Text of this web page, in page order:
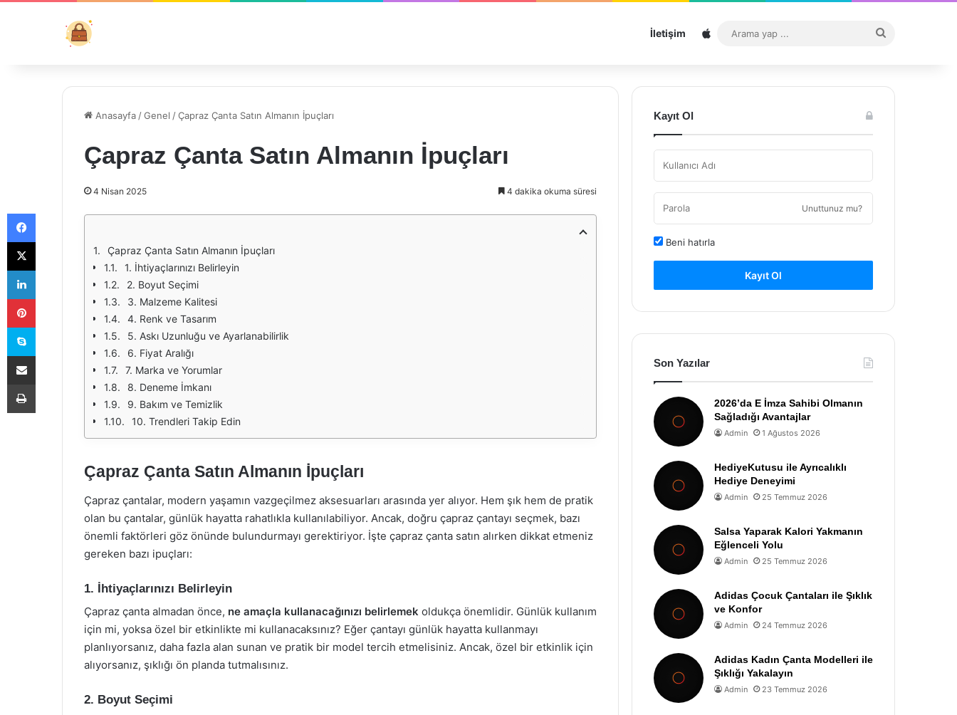
İletişim Sitemap
...
Anasayfa /Genel /Çapraz Çanta Satın Almanın İpuçları
Çapraz Çanta Satın Almanın İpuçları
4 Nisan 2025 4 dakika okuma süresi
Çapraz Çanta Satın Almanın İpuçları
1. İhtiyaçlarınızı Belirleyin
2. Boyut Seçimi
3. Malzeme Kalitesi
4. Renk ve Tasarım
5. Askı Uzunluğu ve Ayarlanabilirlik
6. Fiyat Aralığı
7. Marka ve Yorumlar
8. Deneme İmkanı
9. Bakım ve Temizlik
10. Trendleri Takip Edin
Çapraz Çanta Satın Almanın İpuçları
Çapraz çantalar, modern yaşamın vazgeçilmez aksesuarları arasında yer alıyor. Hem şık hem de pratik
olan bu çantalar, günlük hayatta rahatlıkla kullanılabiliyor. Ancak, doğru çapraz çantayı seçmek, bazı
önemli faktörleri göz önünde bulundurmayı gerektiriyor. İşte çapraz çanta satın alırken dikkat etmeniz
gereken bazı ipuçları:
1. İhtiyaçlarınızı Belirleyin
Çapraz çanta almadan önce, ne amaçla kullanacağınızı belirlemek oldukça önemlidir. Günlük kullanım
için mi, yoksa özel bir etkinlikte mi kullanacaksınız? Eğer çantayı günlük hayatta kullanmayı
planlıyorsanız, daha fazla alan sunan ve pratik bir model tercih etmelisiniz. Ancak, özel bir etkinlik için
alıyorsanız, şıklığı ön planda tutmalısınız.
2. Boyut Seçimi
Kayıt Ol
Unuttunuz mu?
Beni hatırla
Kayıt Ol
Son Yazılar
2026’da E İmza Sahibi Olmanın
Sağladığı Avantajlar
Admin 1 Ağustos 2026
HediyeKutusu ile Ayrıcalıklı
Hediye Deneyimi
Admin 25 Temmuz 2026
Salsa Yaparak Kalori Yakmanın
Eğlenceli Yolu
Admin 25 Temmuz 2026
Adidas Çocuk Çantaları ile Şıklık
ve Konfor
Admin 24 Temmuz 2026
Adidas Kadın Çanta Modelleri ile
Şıklığı Yakalayın
Admin 23 Temmuz 2026
Facebook
X
LinkedIn
Pinterest
Skype
E-Posta ile paylaş